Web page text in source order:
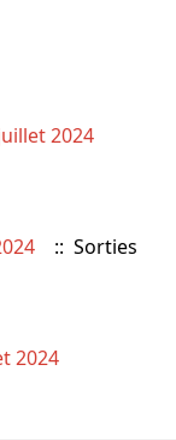
2024
:: Sorties
2024